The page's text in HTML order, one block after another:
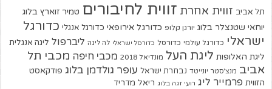
תל אביב זווית אחרת זווית לחיבורים טמיר זוארץ בלוג
יוחאי שטנצלר בלוג יורגן קלופ כדורגל אירופאי כדורגל אנגלי כדורגל
ישראלי כדורגל עולמי כדורסל כדורסל ישראלי לה ליגה ליברפול ליגה אנגלית
ליגת האלופות ליגת העל מונדיאל 2018 מכבי חיפה מכבי תל
אביב מנצ'סטר יונייטד נבחרת ישראל עופר גולדמן בלוג פודקאסט
הזווית פרמייר ליג רועי זגה בלוג ריאל מדריד